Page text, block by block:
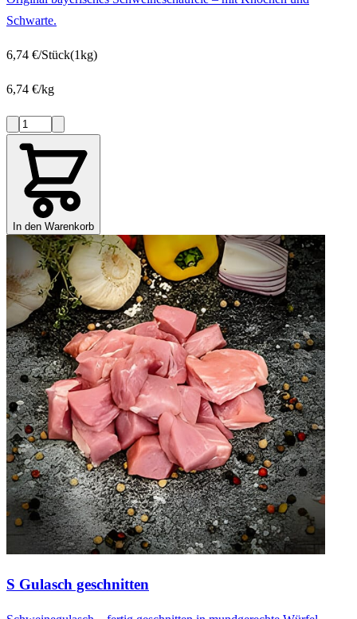
Schwarte.
6,74 €/Stück(1kg)
6,74 €/kg
In den Warenkorb
S Gulasch geschnitten